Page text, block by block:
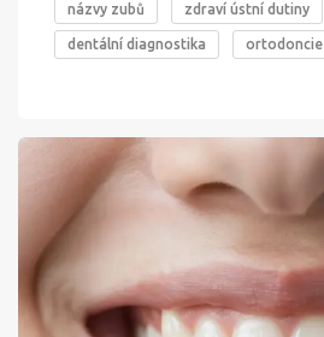
názvy zubů zdraví ústní dutiny
dentální diagnostika ortodoncie